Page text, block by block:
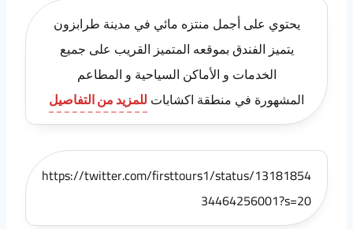
يحتوي على أجمل منتزه مائي في مدينة طرابزون
يتميز الفندق بموقعه المتميز القريب على جميع
الخدمات و الأماكن السياحية و المطاعم
المشهورة في منطقة اكشابات للمزيد من التفاصيل
https://twitter.com/firsttours1/status/13181854
34464256001?s=20